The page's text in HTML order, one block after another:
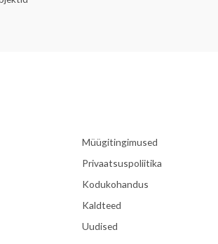
Müügitingimused
Privaatsuspoliitika
Kodukohandus
Kaldteed
Uudised